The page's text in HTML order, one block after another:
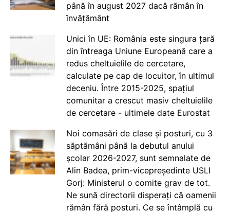
până în august 2027 dacă rămân în
învățământ
Unici în UE: România este singura țară
din întreaga Uniune Europeană care a
redus cheltuielile de cercetare,
calculate pe cap de locuitor, în ultimul
deceniu. Între 2015-2025, spațiul
comunitar a crescut masiv cheltuielile
de cercetare - ultimele date Eurostat
Noi comasări de clase și posturi, cu 3
săptămâni până la debutul anului
școlar 2026-2027, sunt semnalate de
Alin Badea, prim-vicepreședinte USLI
Gorj: Ministerul o comite grav de tot.
Ne sună directorii disperați că oamenii
rămân fără posturi. Ce se întâmplă cu